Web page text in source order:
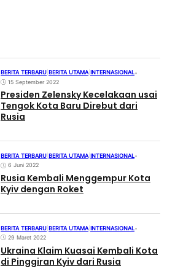
BERITA TERBARU BERITA UTAMA INTERNASIONAL•
15 September 2022
Presiden Zelensky Kecelakaan usai
Tengok Kota Baru Direbut dari
Rusia
BERITA TERBARU BERITA UTAMA INTERNASIONAL•
6 Juni 2022
Rusia Kembali Menggempur Kota
Kyiv dengan Roket
BERITA TERBARU BERITA UTAMA INTERNASIONAL•
29 Maret 2022
Ukraina Klaim Kuasai Kembali Kota
di Pinggiran Kyiv dari Rusia